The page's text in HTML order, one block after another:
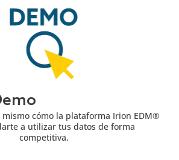
cómo la plataforma Irion EDM®
a utilizar tus datos de forma
competitiva.